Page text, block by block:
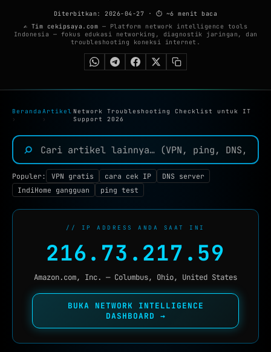
IP TOOLS
IP LOOKUP
CEK IPV6 NEW
REVERSE IP
SUBNET CALCULATOR
BLACKLIST CHECK
CEK KEBOCORAN VPN
DNS LOOKUP
DNS PROPAGATION
Diterbitkan: 2026-04-27 · ⏱ ~6 menit baca
✍ Tim cekipsaya.com — Platform network intelligence tools
Indonesia — fokus edukasi networking, diagnostik jaringan, dan
troubleshooting koneksi internet.
Beranda
›
Artikel
›
Network Troubleshooting Checklist untuk IT
Support 2026
⌕
Populer: VPN gratis cara cek IP
DNS server
IndiHome gangguan
ping test
// IP ADDRESS ANDA SAAT INI
216.73.217.59
Amazon.com, Inc. — Columbus, Ohio, United States
BUKA NETWORK INTELLIGENCE
DASHBOARD →